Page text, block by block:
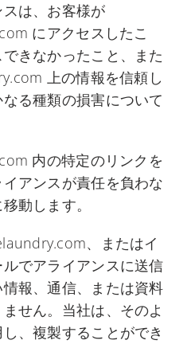
は、お客様が
にアクセスしたこ
きなかったこと、また
上の情報を信頼し
る種類の損害について
内の特定のリンクを
アンスが責任を負わな
動します。
、またはイ
でアライアンスに送信
報、通信、または資料
せん。当社は、そのよ
、複製することができ